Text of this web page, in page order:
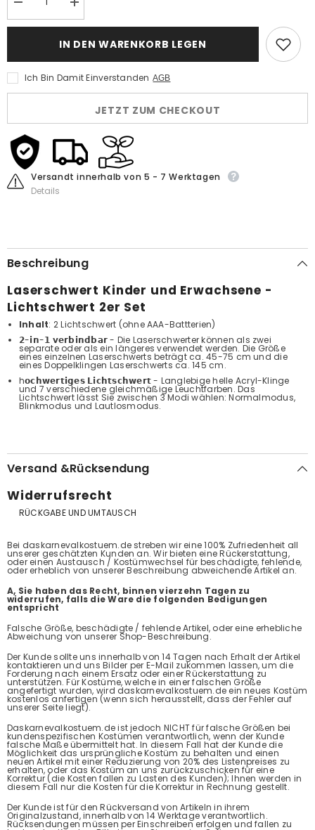
Menge
verringern
für
Laserschwert
Erwachsene
-
Set
Menge
erhöhen
für
Laserschwert
Erwachsene
-
Set
IN DEN WARENKORB LEGEN
Ich Bin Damit Einverstanden AGB
JETZT ZUM CHECKOUT
Versandt innerhalb von 5 - 7 Werktagen
Details
Beschreibung
Laserschwert Kinder und Erwachsene -
Lichtschwert 2er Set
Inhalt: 2 Lichtschwert (ohne AAA-Battterien)
𝟮-𝗶𝗻-𝟭 𝘃𝗲𝗿𝗯𝗶𝗻𝗱𝗯𝗮𝗿 - Die Laserschwerter können als zwei
separate oder als ein längeres verwendet werden. Die Größe
eines einzelnen Laserschwerts beträgt ca. 45-75 cm und die
eines Doppelklingen Laserschwerts ca. 145 cm.
h𝗼𝗰𝗵𝘄𝗲𝗿𝘁𝗶𝗴𝗲𝘀 𝗟𝗶𝗰𝗵𝘁𝘀𝗰𝗵𝘄𝗲𝗿𝘁 - Langlebige helle Acryl-Klinge
und 7 verschiedene gleichmäßige Leuchtfarben. Das
Lichtschwert lässt Sie zwischen 3 Modi wählen: Normalmodus,
Blinkmodus und Lautlosmodus.
Versand &Rücksendung
Widerrufsrecht
RÜCKGABE UND UMTAUSCH
Bei daskarnevalkostuem.de streben wir eine 100% Zufriedenheit all
unserer geschätzten Kunden an. Wir bieten eine Rückerstattung,
oder einen Austausch / Kostümwechsel für beschädigte, fehlende,
oder erheblich von unserer Beschreibung abweichende Artikel an.
A, Sie haben das Recht, binnen vierzehn Tagen zu
widerrufen, falls die Ware die folgenden Bedigungen
entspricht
Falsche Größe, beschädigte / fehlende Artikel, oder eine erhebliche
Abweichung von unserer Shop-Beschreibung.
Der Kunde sollte uns innerhalb von 14 Tagen nach Erhalt der Artikel
kontaktieren und uns Bilder per E-Mail zukommen lassen, um die
Forderung nach einem Ersatz oder einer Rückerstattung zu
unterstützen. Für Kostüme, welche in einer falschen Größe
angefertigt wurden, wird daskarnevalkostuem.de ein neues Kostüm
kostenlos anfertigen (wenn sich herausstellt, dass der Fehler auf
unserer Seite liegt).
Daskarnevalkostuem.de ist jedoch NICHT für falsche Größen bei
kundenspezifischen Kostümen verantwortlich, wenn der Kunde
falsche Maße übermittelt hat. In diesem Fall hat der Kunde die
Möglichkeit das ursprüngliche Kostüm zu behalten und einen
neuen Artikel mit einer Reduzierung von 20% des Listenpreises zu
erhalten, oder das Kostüm an uns zurückzuschicken für eine
Korrektur (die Kosten fallen zu Lasten des Kunden); Ihnen werden in
diesem Fall nur die Kosten für die Korrektur in Rechnung gestellt.
Der Kunde ist für den Rückversand von Artikeln in ihrem
Originalzustand, innerhalb von 14 Werktage verantwortlich.
Rücksendungen müssen per Einschreiben erfolgen und fallen zu